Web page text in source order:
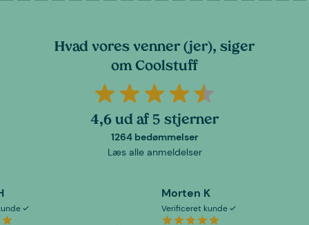
Hvad vores venner (jer), siger
om Coolstuff
4,6 ud af 5 stjerner
1264 bedømmelser
Læs alle anmeldelser
Morten K
Verificeret kunde